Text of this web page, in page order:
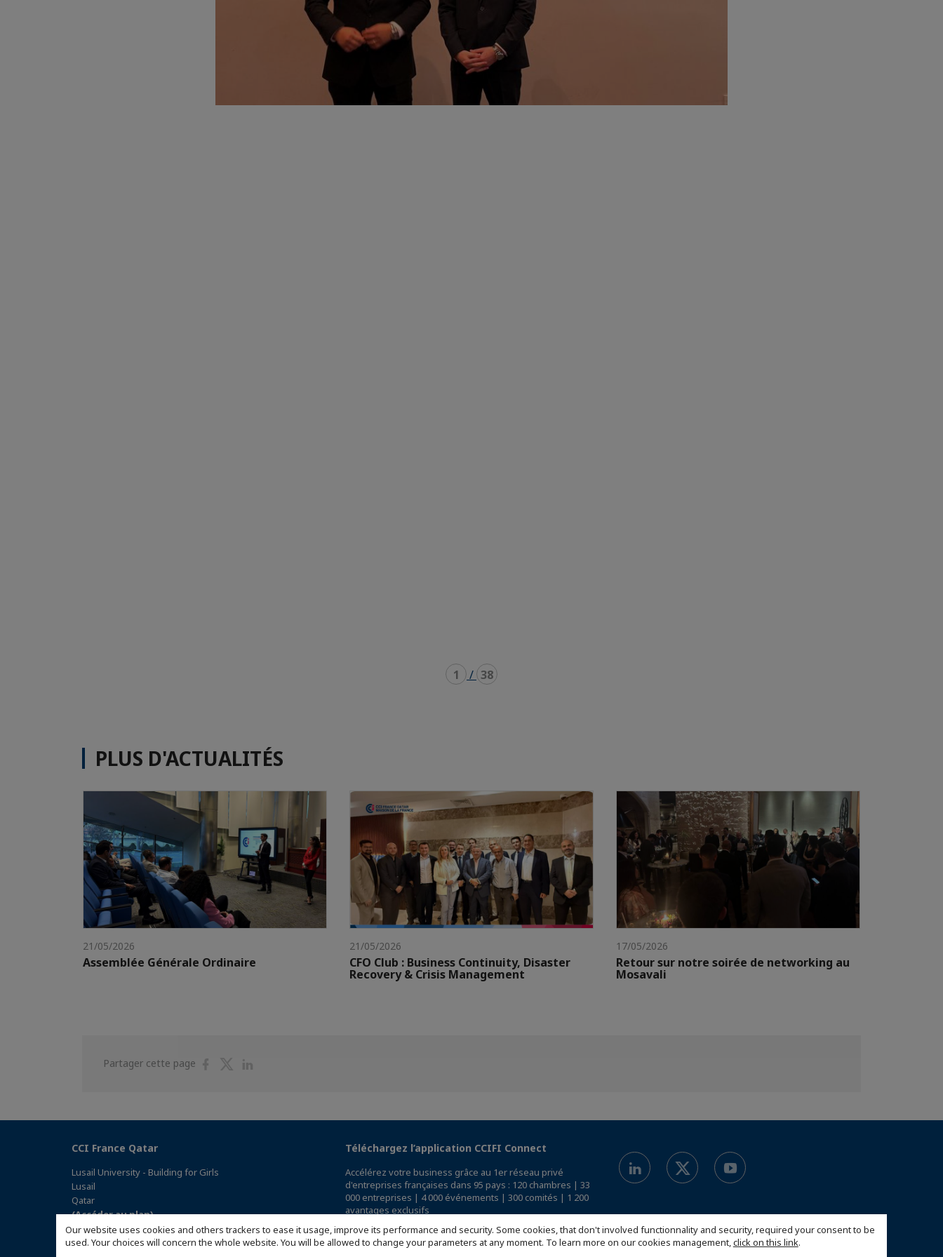
Our website uses cookies and others trackers to ease it usage, improve its performance and security. Some cookies, that don't involved functionnality and security, required your consent to be
used. Your choices will concern the whole website. You will be allowed to change your parameters at any moment. To learn more on our cookies management,click on this link.
1 / 38
PLUS D'ACTUALITÉS
21/05/2026
Assemblée Générale Ordinaire
21/05/2026
CFO Club : Business Continuity, Disaster
Recovery & Crisis Management
17/05/2026
Retour sur notre soirée de networking au
Mosavali
Partager cette page
PartagerPartager
CCI France Qatar
Lusail University - Building for Girls
Lusail
Qatar
(Accéder au plan)
Téléchargez l’application CCIFI Connect
Accélérez votre business grâce au 1er réseau privé
d'entreprises françaises dans 95 pays : 120 chambres | 33
000 entreprises | 4 000 événements | 300 comités | 1 200
avantages exclusifs
Réservée exclusivement aux membres des CCI Françaises
à l'International,découvrez l'app CCIFI Connect